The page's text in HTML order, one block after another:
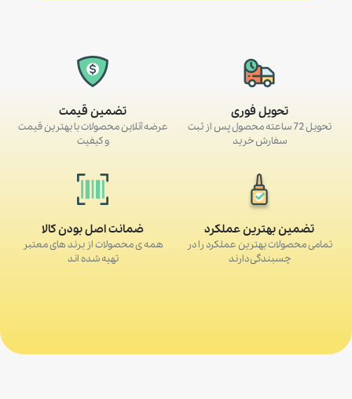
تحویل فوری
تحویل 72 ساعته محصول پس از ثبت
سفارش خرید
تضمین قیمت
عرضه آنلاین محصولات با بهترین قیمت
و کیفیت
تضمین بهترین عملکرد
تمامی محصولات بهترین عملکرد را در
چسبندگی دارند
ضمانت اصل بودن کالا
همه ی محصولات از برند های معتبر
تهیه شده اند